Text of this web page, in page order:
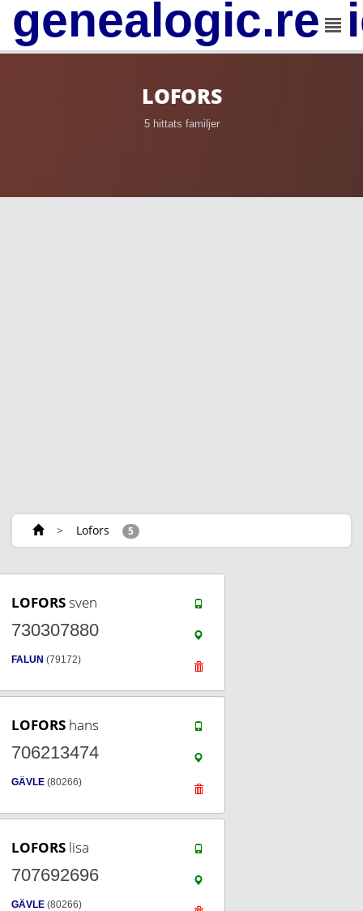
LOFORS
5 hittats familjer
> Lofors 5
LOFORSsven
730307880
FALUN (79172)
LOFORS hans
706213474
GÄVLE (80266)
LOFORS lisa
707692696
GÄVLE (80266)